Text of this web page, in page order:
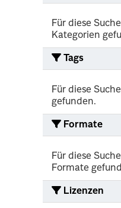
Für diese
Kategorien
Tags
Für diese
gefunden.
Formate
Für diese
Formate
Lizenzen